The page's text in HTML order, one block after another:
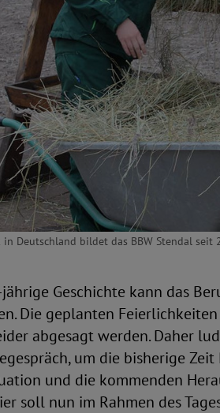
Deutschland bildet das BBW Stendal seit
Geschichte kann das
Die geplanten
abgesagt werden. Daher
um die bisherige
und die kommenden
soll nun im Rahmen des